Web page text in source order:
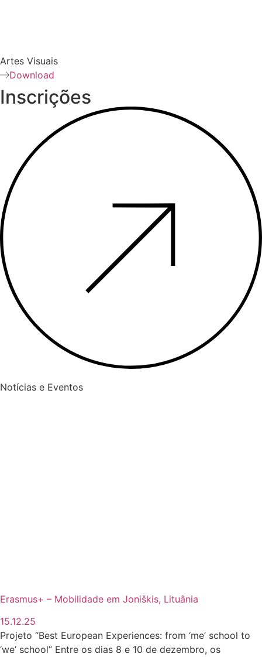
Artes Visuais
Download
Inscrições
Notícias e Eventos
Erasmus+ – Mobilidade em Joniškis, Lituânia
15.12.25
Projeto “Best European Experiences: from ‘me’ school to
‘we’ school” Entre os dias 8 e 10 de dezembro, os